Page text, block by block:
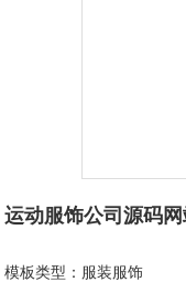
运动服饰公司源码
模板类型：服装服饰